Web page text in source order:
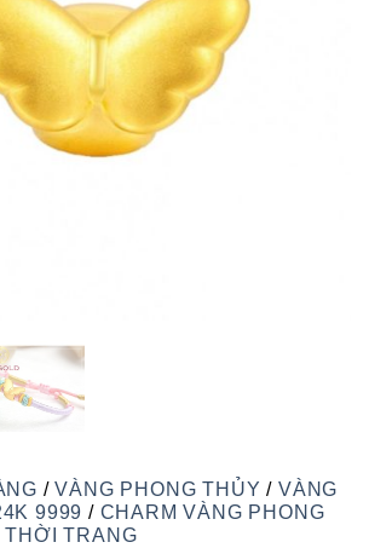
/ VÀNG PHONG THỦY / VÀNG
9999 / CHARM VÀNG PHONG
TRANG